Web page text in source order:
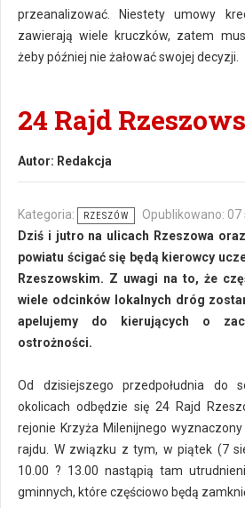
przeanalizować. Niestety umowy
zawierają wiele kruczków, zatem
żeby później nie żałować swojej decyzji.
24 Rajd
Autor: Redakcja
Kategoria: RZESZÓW
Opublikowano:
Dziś i jutro na ulicach Rzeszowa
powiatu ścigać się będą kierowcy
Rzeszowskim. Z uwagi na to, że
wiele odcinków lokalnych dróg
apelujemy do kierujących o
ostrożności.
Od dzisiejszego przedpołudnia do
okolicach odbędzie się 24 Rajd
rejonie Krzyża Milenijnego
rajdu. W związku z tym, w piątek (7
10.00 ? 13.00 nastąpią tam
gminnych, które częściowo będą